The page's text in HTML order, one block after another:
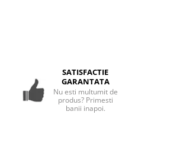
SATISFACTIE
GARANTATA
Nu esti multumit de
produs? Primesti
banii inapoi.